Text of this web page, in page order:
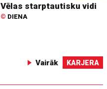
Vēlas starptautisku vidi
© DIENA
Vairāk KARJERA